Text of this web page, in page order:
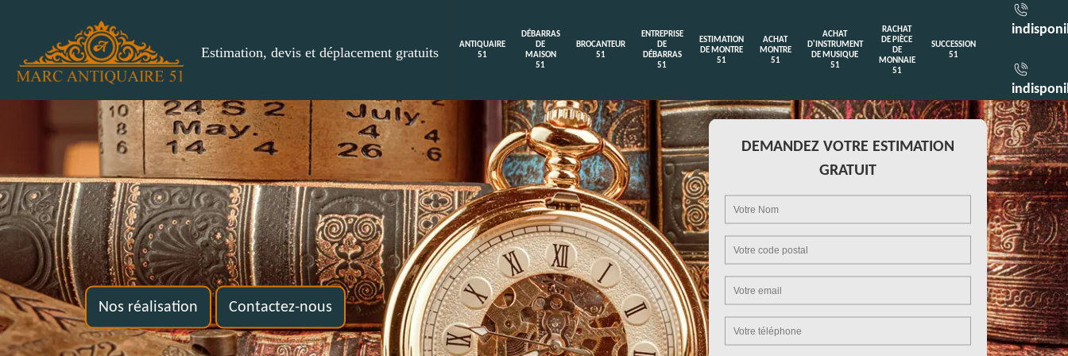
Estimation, devis et déplacement gratuits
ANTIQUAIRE
51
DÉBARRAS
DE
MAISON
51
BROCANTEUR
51
ENTREPRISE
DE
DÉBARRAS
51
ESTIMATION
DE MONTRE
51
ACHAT
MONTRE
51
ACHAT
D'INSTRUMENT
DE MUSIQUE
51
RACHAT
DE PIÈCE
DE
MONNAIE
51
SUCCESSION
51
Nos réalisation Contactez-nous
DEMANDEZ VOTRE ESTIMATION
GRATUIT